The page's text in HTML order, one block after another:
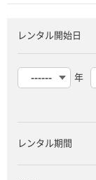
レンタル開始日
年
レンタル期間